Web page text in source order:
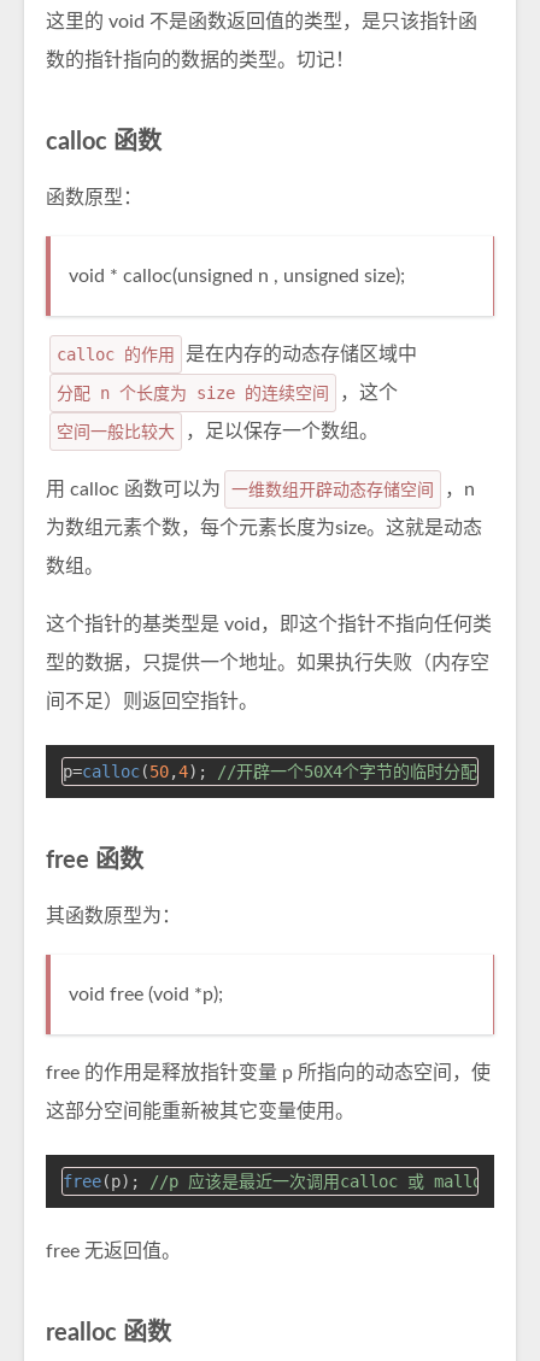
这里的 void 不是函数返回值的类型，是只该指针函
数的指针指向的数据的类型。切记！
calloc 函数
函数原型：
void * calloc(unsigned n , unsigned size);
calloc 的作用
是在内存的动态存储区域中
分配 n 个长度为 size 的连续空间
，这个
空间一般比较大
，足以保存一个数组。
用 calloc 函数可以为 一维数组开辟动态存储空间
，n
为数组元素个数，每个元素长度为size。这就是动态
数组。
这个指针的基类型是 void，即这个指针不指向任何类
型的数据，只提供一个地址。如果执行失败（内存空
间不足）则返回空指针。
p=calloc(50,4); //开辟一个50X4个字节的临时分配域，把
free 函数
其函数原型为：
void free (void *p);
free 的作用是释放指针变量 p 所指向的动态空间，使
这部分空间能重新被其它变量使用。
free(p); //p 应该是最近一次调用calloc 或 malloc 函数
free 无返回值。
realloc 函数